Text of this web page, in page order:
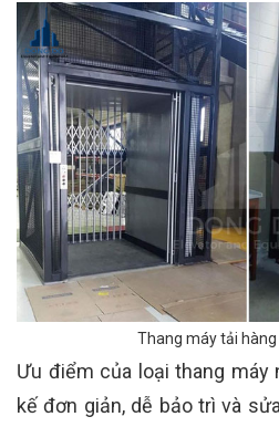
Thang máy tải
Ưu điểm của loại thang máy
kế đơn giản, dễ bảo trì và